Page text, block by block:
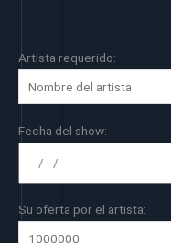
Artista requerido:
Fecha del show:
Su oferta por el artista: